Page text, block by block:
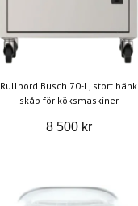
Rullbord Busch 70-L, stort bänk
skåp för köksmaskiner
8 500 kr